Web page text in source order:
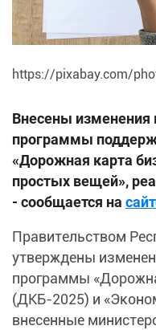
https://pixabay.com/
Внесены изменения
программы
«Дорожная карта
простых вещей»,
- сообщается на
Правительством
утверждены
программы
(ДКБ-2025) и
внесенные